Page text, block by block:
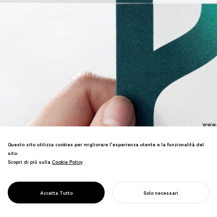
PROJECT
RELAZIONI
comunicazione più profonda del valore
Questo sito utilizza cookies per migliorare l'esperienza utente e la funzionalità del
sito.
Scopri di più sulla Cookie Policy
Cookie Policy .
Accetta Tutto Solo necessari